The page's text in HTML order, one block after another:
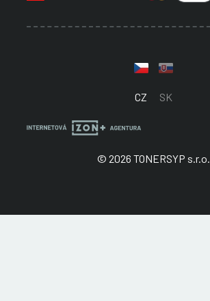
CZ SK
© 2026 TONERSYP s.r.o.